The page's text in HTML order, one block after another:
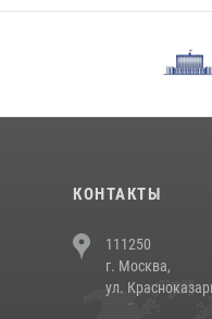
КОНТАКТЫ
111250
г. Москва,
ул.